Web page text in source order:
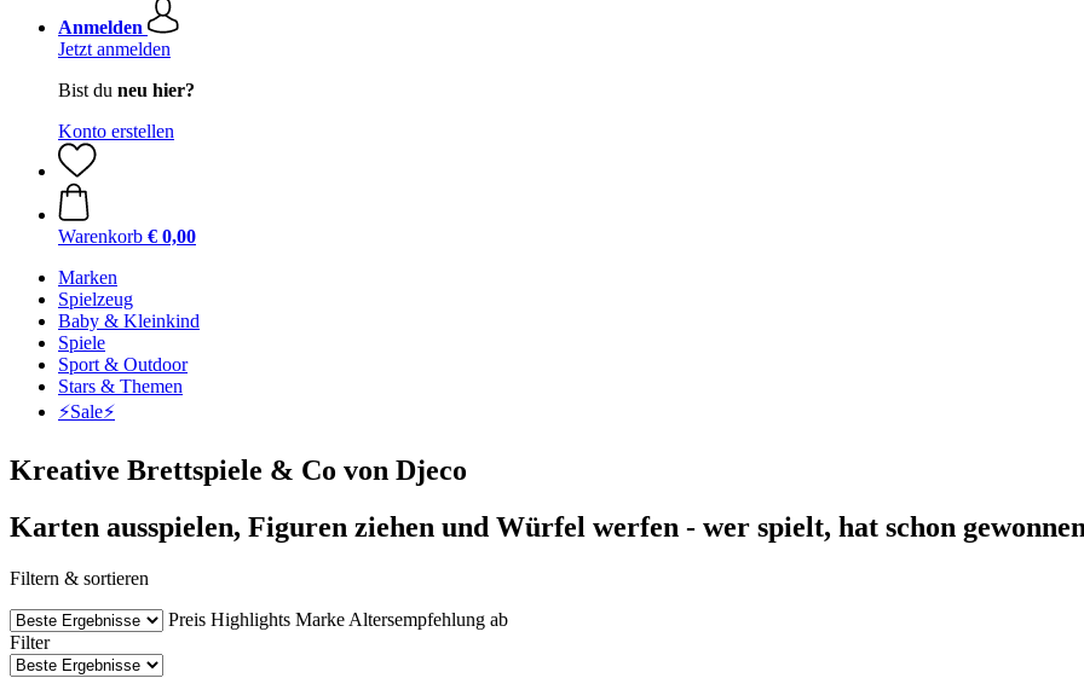
Anmelden
Jetzt anmelden
Bist du neu hier?
Konto erstellen
Warenkorb € 0,00
Marken
Spielzeug
Baby & Kleinkind
Spiele
Sport & Outdoor
Stars & Themen
⚡️Sale⚡️
Kreative Brettspiele & Co von Djeco
Karten ausspielen, Figuren ziehen und Würfel werfen - wer spielt, hat schon
Filtern & sortieren
Preis Highlights Marke Altersempfehlung ab
Filter